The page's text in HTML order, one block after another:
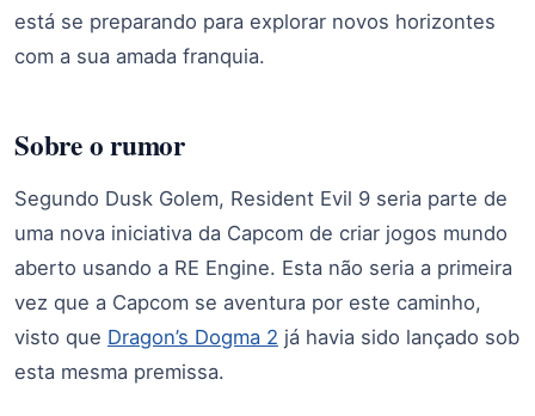
está se preparando para explorar novos horizontes
com a sua amada franquia.
Sobre o rumor
Segundo Dusk Golem, Resident Evil 9 seria parte de
uma nova iniciativa da Capcom de criar jogos mundo
aberto usando a RE Engine. Esta não seria a primeira
vez que a Capcom se aventura por este caminho,
visto que Dragon’s Dogma 2 já havia sido lançado sob
esta mesma premissa.